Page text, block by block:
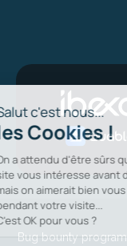
Bug bounty program